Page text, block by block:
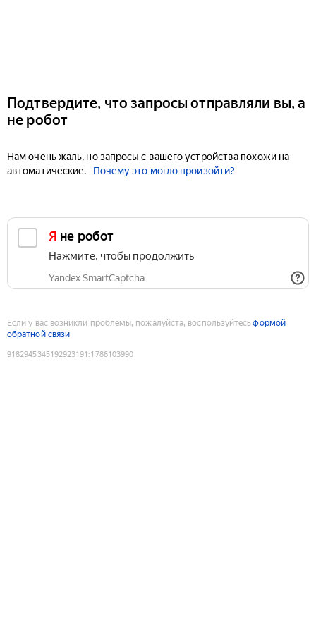
Подтвердите, что запросы отправляли вы, а
не робот
Нам очень жаль, но запросы с вашего устройства похожи на
автоматические.
Почему это могло произойти?
Я не робот
Нажмите, чтобы продолжить
Yandex SmartCaptcha
Если у вас возникли проблемы, пожалуйста, воспользуйтесьформой
обратной связи
9182945345192923191 :1786103990